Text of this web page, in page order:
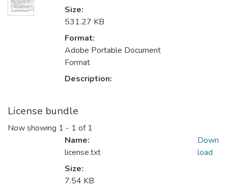
Size:
531.27 KB
Format:
Adobe Portable Document
Format
Description:
License bundle
Now showing 1 - 1 of 1
Name:
license.txt
Size:
7.54 KB
Down
load